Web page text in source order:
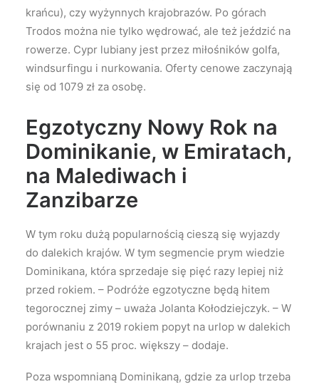
krańcu), czy wyżynnych krajobrazów. Po górach
Trodos można nie tylko wędrować, ale też jeździć na
rowerze. Cypr lubiany jest przez miłośników golfa,
windsurfingu i nurkowania. Oferty cenowe zaczynają
się od 1079 zł za osobę.
Egzotyczny Nowy Rok na
Dominikanie, w Emiratach,
na Malediwach i
Zanzibarze
W tym roku dużą popularnością cieszą się wyjazdy
do dalekich krajów. W tym segmencie prym wiedzie
Dominikana, która sprzedaje się pięć razy lepiej niż
przed rokiem. – Podróże egzotyczne będą hitem
tegorocznej zimy – uważa Jolanta Kołodziejczyk. – W
porównaniu z 2019 rokiem popyt na urlop w dalekich
krajach jest o 55 proc. większy – dodaje.
Poza wspomnianą Dominikaną, gdzie za urlop trzeba